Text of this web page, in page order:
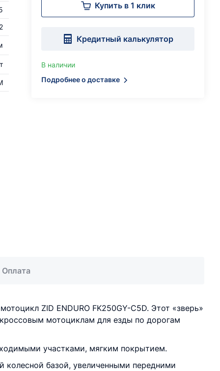
Купить в 1 клик
Кредитный калькулятор
В наличии
Подробнее о доставке
Оплата
ZID ENDURO FK250GY-C5D. Этот «зверь»
мотоциклам для езды по дорогам
участками, мягким покрытием.
колесной базой, увеличенными передними